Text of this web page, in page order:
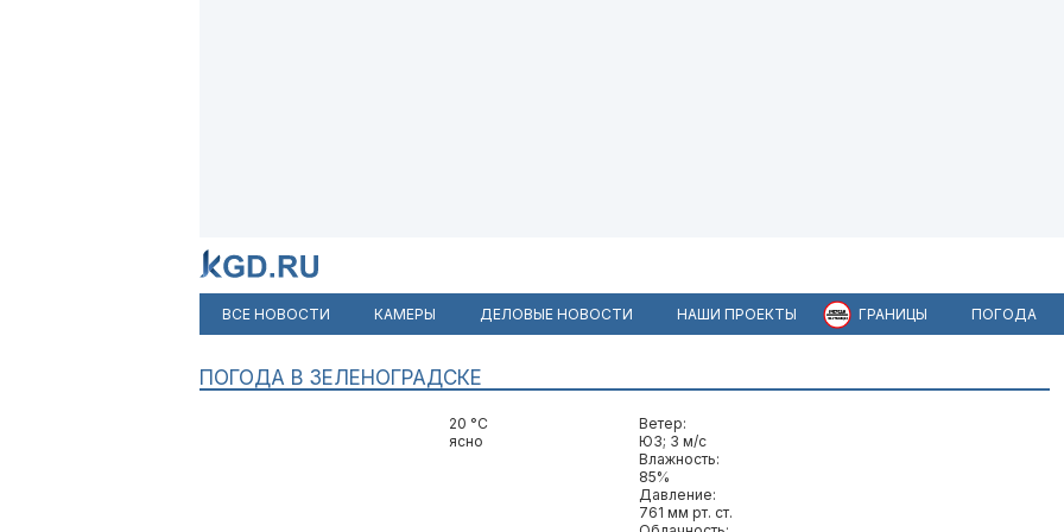
ВСЕ НОВОСТИ КАМЕРЫ ДЕЛОВЫЕ НОВОСТИ НАШИ ПРОЕКТЫ ГРАНИЦЫ ПОГОДА
ПОГОДА В ЗЕЛЕНОГРАДСКЕ
20 °C
ясно
Ветер:
ЮЗ; 3 м/c
Влажность:
85%
Давление:
761 мм рт. ст.